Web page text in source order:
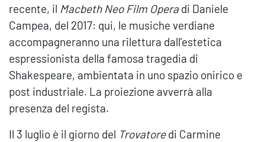
recente, il Macbeth Neo Film Operadi Daniele
Campea, del 2017: qui, le musiche verdiane
accompagneranno una rilettura dall’estetica
espressionista della famosa tragedia di
Shakespeare, ambientata in uno spazio onirico e
post industriale. La proiezione avverrà alla
presenza del regista.
Il 3 luglio è il giorno del Trovatoredi Carmine